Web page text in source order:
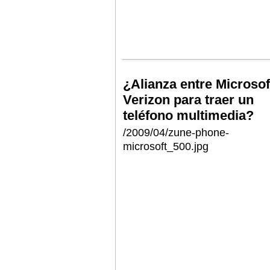
¿Alianza entre
Verizon para traer un
teléfono multimedia?
/2009/04/zune-phone-
microsoft_500.jpg